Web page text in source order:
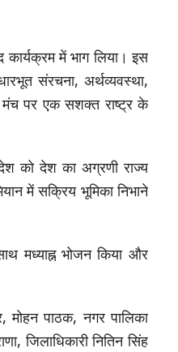
में भाग लिया। इस
संरचना, अर्थव्यवस्था,
मंच पर एक सशक्त राष्ट्र के
को देश का अग्रणी राज्य
में सक्रिय भूमिका निभाने
मध्याह्न भोजन किया और
पाठक, नगर पालिका
जिलाधिकारी नितिन सिंह